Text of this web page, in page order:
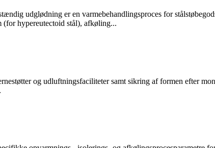
udglødning er en varmebehandlingsproces for
hypereutectoid stål), afkøling...
og udluftningsfaciliteter samt sikring af formen efter